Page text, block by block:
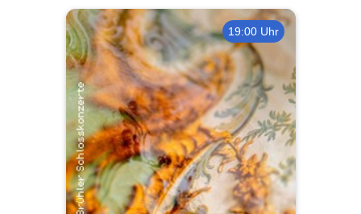
19:00 Uhr